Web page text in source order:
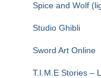
Spice and Wolf
Studio Ghibli
Sword Art Online
T.I.M.E Stories –